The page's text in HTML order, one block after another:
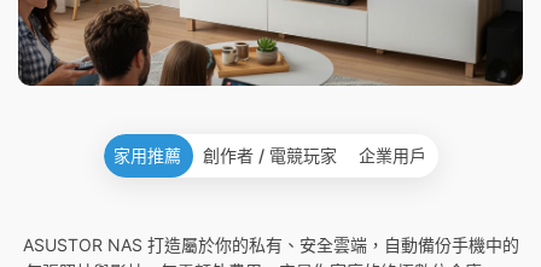
家用推薦 創作者 / 電競玩家 企業用戶
ASUSTOR NAS 打造屬於你的私有、安全雲端，自動備份手機中的